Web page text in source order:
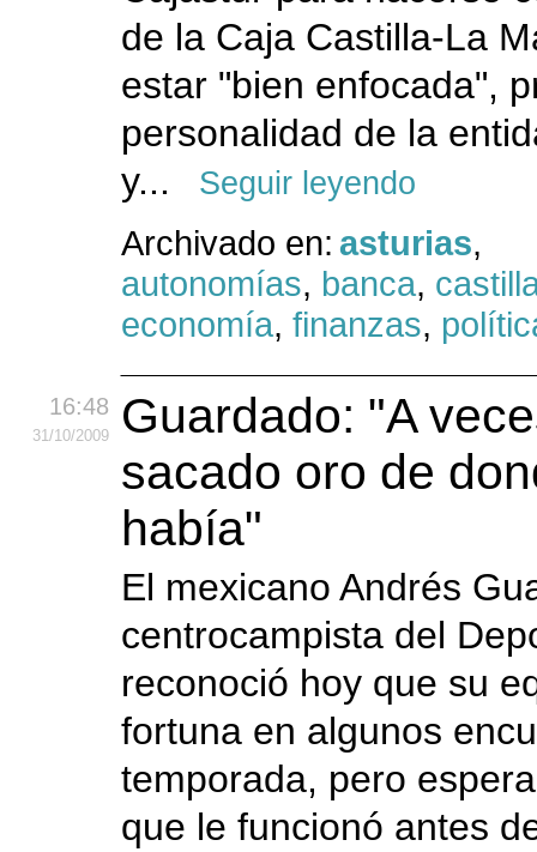
de la Caja Castilla-La
estar "bien enfocada",
personalidad de la
y...
Seguir leyendo
Archivado en: asturias,
autonomías, banca,
economía, finanzas,
16:48
31/10/2009
Guardado: "A
sacado oro de
había"
El mexicano Andrés
centrocampista del
reconoció hoy que su
fortuna en algunos
temporada, pero
que le funcionó antes